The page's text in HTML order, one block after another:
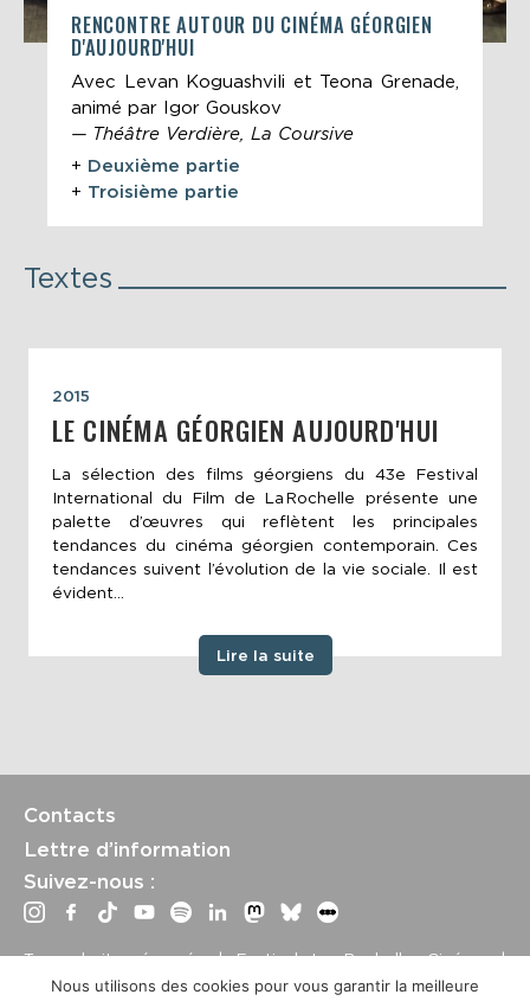
RENCONTRE AUTOUR DU CINÉMA GÉORGIEN
D'AUJOURD'HUI
Avec Levan Koguashvili et Teona Grenade,
animé par Igor Gouskov
— Théâtre Verdière, La Coursive
+ Deuxième partie
+ Troisième partie
Textes
2015
LE CINÉMA GÉORGIEN AUJOURD'HUI
La sélection des films géorgiens du 43e Festival
International du Film de La Rochelle présente une
palette d’œuvres qui reflètent les principales
tendances du cinéma géorgien contemporain. Ces
tendances suivent l’évolution de la vie sociale. Il est
évident...
Lire la suite
Contacts
Lettre d’information
Suivez-nous :
Tous droits réservés | Festival La Rochelle Cinéma |
International Film Festival – Mentions légales –Conditions
Nous utilisons des cookies pour vous garantir la meilleure